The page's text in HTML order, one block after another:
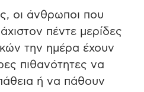
οι άνθρωποι που
πέντε μερίδες
την ημέρα έχουν
πιθανότητες να
ή να πάθουν